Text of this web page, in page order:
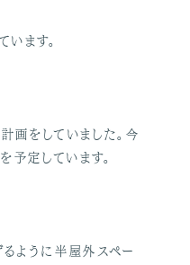
ます。
画をしていました。今
予定しています。
ように半屋外スペー